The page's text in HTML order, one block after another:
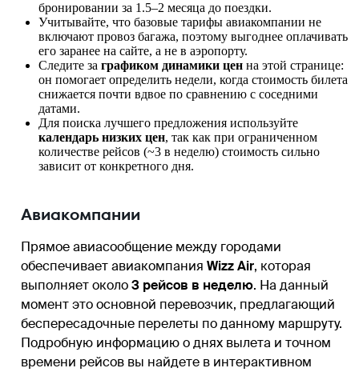
бронировании за 1.5–2 месяца до поездки.
Учитывайте, что базовые тарифы авиакомпании не
включают провоз багажа, поэтому выгоднее оплачивать
его заранее на сайте, а не в аэропорту.
Следите за графиком динамики цен на этой странице:
он помогает определить недели, когда стоимость билета
снижается почти вдвое по сравнению с соседними
датами.
Для поиска лучшего предложения используйте
календарь низких цен, так как при ограниченном
количестве рейсов (~3 в неделю) стоимость сильно
зависит от конкретного дня.
Авиакомпании
Прямое авиасообщение между городами
обеспечивает авиакомпания Wizz Air, которая
выполняет около3 рейсов в неделю. На данный
момент это основной перевозчик, предлагающий
беспересадочные перелеты по данному маршруту.
Подробную информацию о днях вылета и точном
времени рейсов вы найдете в интерактивном